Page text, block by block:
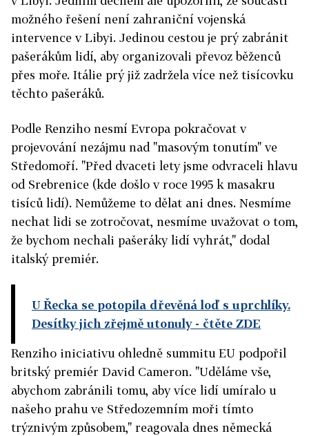
možného řešení není zahraniční vojenská
intervence v Libyi. Jedinou cestou je prý zabránit
pašerákům lidí, aby organizovali převoz běženců
přes moře. Itálie prý již zadržela více než tisícovku
těchto pašeráků.
Podle Renziho nesmí Evropa pokračovat v
projevování nezájmu nad "masovým tonutím" ve
Středomoří. "Před dvaceti lety jsme odvraceli hlavu
od Srebrenice (kde došlo v roce 1995 k masakru
tisíců lidí). Nemůžeme to dělat ani dnes. Nesmíme
nechat lidi se zotročovat, nesmíme uvažovat o tom,
že bychom nechali pašeráky lidí vyhrát," dodal
italský premiér.
U Řecka se potopila dřevěná loď s uprchlíky.
Desítky jich zřejmě utonuly- čtěte ZDE
Renziho iniciativu ohledně summitu EU podpořil
britský premiér David Cameron. "Uděláme vše,
abychom zabránili tomu, aby více lidí umíralo u
našeho prahu ve Středozemním moři tímto
trýznivým způsobem," reagovala dnes německá